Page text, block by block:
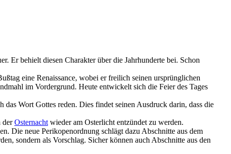
Er behielt diesen Charakter über die Jahrhunderte bei. Schon
eine Renaissance, wobei er freilich seinen ursprünglichen
im Vordergrund. Heute entwickelt sich die Feier des Tages
Wort Gottes reden. Dies findet seinen Ausdruck darin, dass die
derOsternacht wieder am Osterlicht entzündet zu werden.
Die neue Perikopenordnung schlägt dazu Abschnitte aus dem
sondern als Vorschlag. Sicher können auch Abschnitte aus den